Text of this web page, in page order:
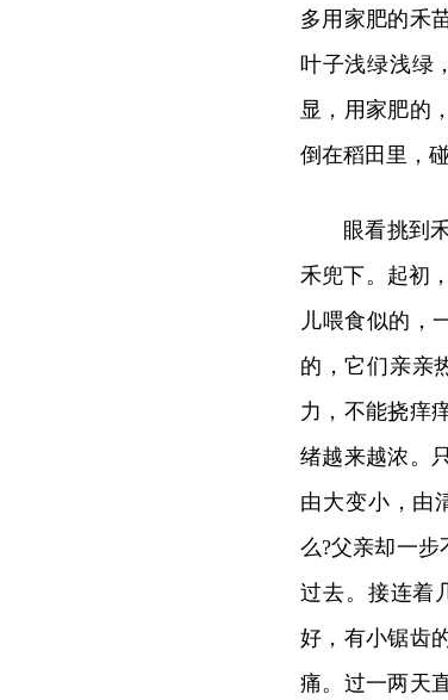
多用家肥的禾
叶子浅绿浅绿
显，用家肥的
倒在稻田里，
眼看挑到
禾兜下。起初
儿喂食似的，
的，它们亲亲
力，不能挠痒
绪越来越浓。
由大变小，由
么?父亲却一
过去。接连着
好，有小锯齿
痛。过一两天